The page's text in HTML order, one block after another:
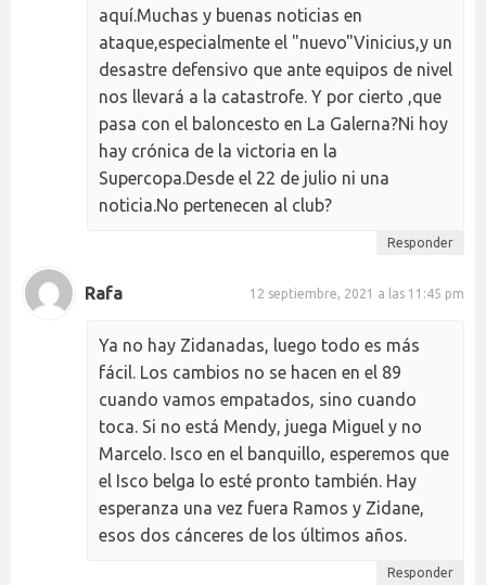
aquí.Muchas y buenas noticias en
ataque,especialmente el "nuevo"Vinicius,y un
desastre defensivo que ante equipos de nivel
nos llevará a la catastrofe. Y por cierto ,que
pasa con el baloncesto en La Galerna?Ni hoy
hay crónica de la victoria en la
Supercopa.Desde el 22 de julio ni una
noticia.No pertenecen al club?
Responder
Rafa 12 septiembre, 2021 a las 11:45 pm
Ya no hay Zidanadas, luego todo es más
fácil. Los cambios no se hacen en el 89
cuando vamos empatados, sino cuando
toca. Si no está Mendy, juega Miguel y no
Marcelo. Isco en el banquillo, esperemos que
el Isco belga lo esté pronto también. Hay
esperanza una vez fuera Ramos y Zidane,
esos dos cánceres de los últimos años.
Responder